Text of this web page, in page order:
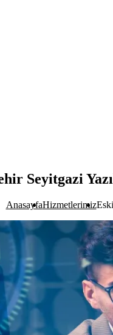
Seyitgazi
AnasayfaHizmetlerimiz